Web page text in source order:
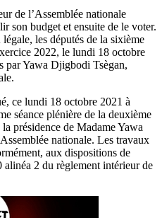
de l’Assemblée nationale
son budget et ensuite de le voter.
les députés de la sixième
2022, le lundi 18 octobre
par Yawa Djigbodi Tsègan,
ce lundi 18 octobre 2021 à
séance plénière de la deuxième
présidence de Madame Yawa
nationale. Les travaux
aux dispositions de
2 du règlement intérieur de